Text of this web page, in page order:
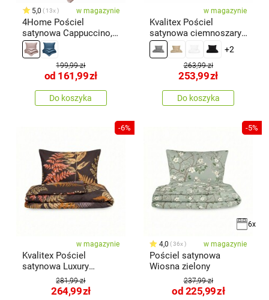
5,0 13x w magazynie
4Home Pościel
satynowa Cappuccino,
140 x 200 cm,
199,99 zł
od 161,99zł
Do koszyka
w magazynie
Kvalitex Pościel
satynowa ciemnoszary,
140 × 200 cm, 70 × 90
cm
+2
263,99 zł
253,99zł
Do koszyka
-6%
w magazynie
Kvalitex Pościel
satynowa Luxury
CollectionPaprocie
brązowa, 140 x 200 cm,
281,99 zł
264,99zł
-5%
6x
4,0 36x w magazynie
Pościel satynowa
Wiosna zielony
237,99 zł
od 225,99zł